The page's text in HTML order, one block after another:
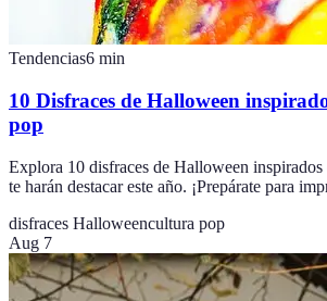
Tendencias6 min
10 Disfraces de Halloween
pop
Explora 10 disfraces de Halloween
te harán destacar este año. ¡Prepárate para
disfraces Halloweencultura pop
Aug 7